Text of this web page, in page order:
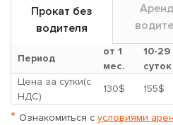
Прокат без
водителя
Период
от 1
мес.
10-29
суток
Цена за сутки(с
НДС)
130$ 155$
* Ознакомиться с условиями